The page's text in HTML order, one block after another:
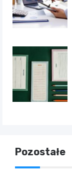
Pozostałe